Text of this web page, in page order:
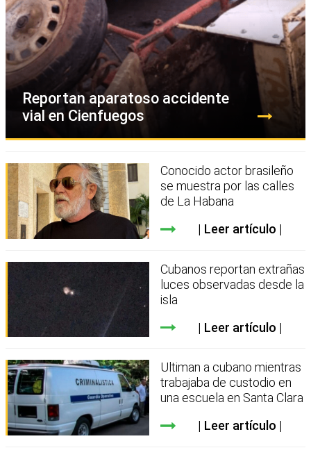
Reportan aparatoso accidente
vial en Cienfuegos
Conocido actor brasileño
se muestra por las calles
de La Habana
Leer artículo
Cubanos reportan extrañas
luces observadas desde la
isla
Leer artículo
Ultiman a cubano mientras
trabajaba de custodio en
una escuela en Santa Clara
Leer artículo